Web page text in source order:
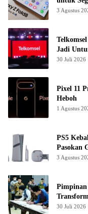
3 Agustus
Jadi
30 Juli 2026
Pixel 11
Heboh
1 Agustus
PS5
Pasokan
3 Agustus
30 Juli 2026